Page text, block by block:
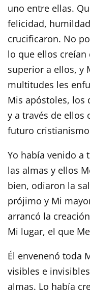
uno entre ellas.
felicidad,
crucificaron. No
lo que ellos
superior a ellos, y
multitudes les
Mis apóstoles, los
y a través de ellos
futuro
Yo había venido a
las almas y ellos
bien, odiaron la
prójimo y Mi
arrancó la
Mi lugar, el que
Él envenenó toda
visibles e
almas. Lo había